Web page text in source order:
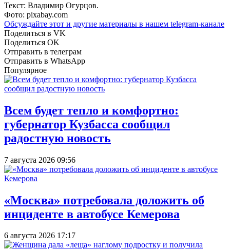
Текст: Владимир Огурцов.
Фото: pixabay.com
Обсуждайте этот и другие материалы в нашем telegram-канале
Поделиться в VK
Поделиться OK
Отправить в телеграм
Отправить в WhatsApp
Популярное
Всем будет тепло и комфортно:
губернатор Кузбасса сообщил
радостную новость
7 августа 2026 09:56
«Москва» потребовала доложить об
инциденте в автобусе Кемерова
6 августа 2026 17:17